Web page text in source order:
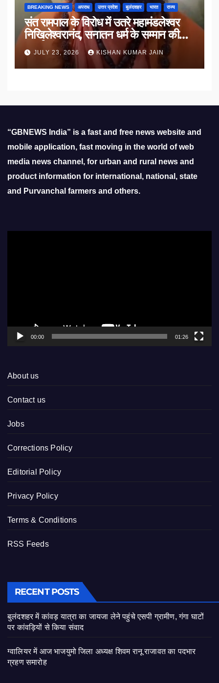
BREAKING NEWS अपराध उत्तर प्रदेश बुलंदशहर भारत राज्य
संत रामपाल के विरोध में उतरे महामंडलेश्वर
निखिलेश्वरानंद, सनातन धर्म के सम्मान की
उठाई मांग
JULY 23, 2026 KISHAN KUMAR JAIN
“GBNEWS India” is a fast and free news website and
mobile application, fast moving in the world of web
media news channel, for urban and rural news and
product information for international, national, state
and Purvanchal farmers and others.
00:00 01:26
About us
Contact us
Jobs
Corrections Policy
Editorial Policy
Privacy Policy
Terms & Conditions
RSS Feeds
RECENT POSTS
बुलंदशहर में कांवड़ यात्रा का जायजा लेने पहुंचे एसपी ग्रामीण, गंगा घाटों
पर कांवड़ियों से किया संवाद
ग्वालियर में आज भाजयुमो जिला अध्यक्ष शिवम रानू राजावत का पदभार
ग्रहण समारोह